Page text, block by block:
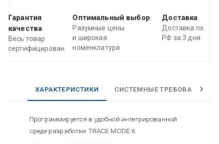
Гарантия
качества
Весь товар
сертифицирован
Оптимальный выбор
Разумные цены
и широкая
номенклатура
Доставка
Доставка по
РФ за 3 дня
ХАРАКТЕРИСТИКИ СИСТЕМНЫЕ ТРЕБОВАНИЯ
Программируется в удобной интегрированной
среде разработки TRACE MODE 6